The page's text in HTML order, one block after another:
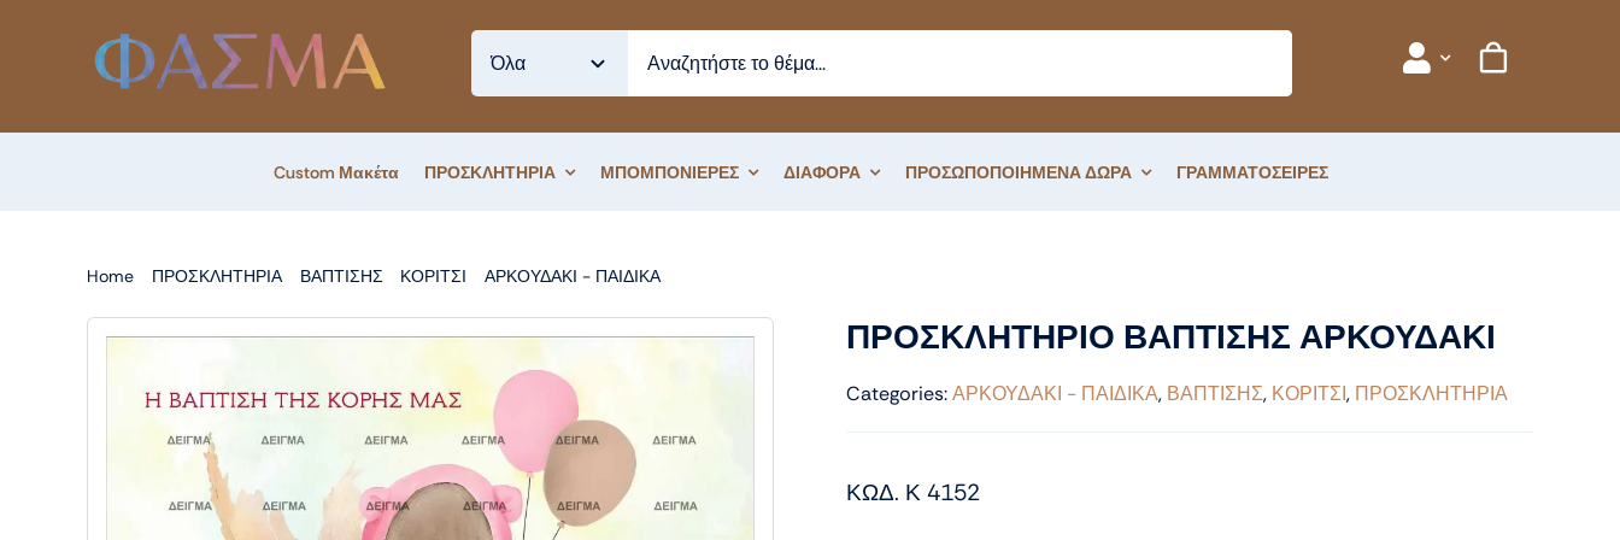
Custom Μακέτα ΠΡΟΣΚΛΗΤΗΡΙΑ ΜΠΟΜΠΟΝΙΕΡΕΣ ΔΙΑΦΟΡΑ ΠΡΟΣΩΠΟΠΟΙΗΜΕΝΑ ΔΩΡΑ ΓΡΑΜΜΑΤΟΣΕΙΡΕΣ
Home ΠΡΟΣΚΛΗΤΗΡΙΑ ΒΑΠΤΙΣΗΣ ΚΟΡΙΤΣΙ ΑΡΚΟΥΔΑΚΙ - ΠΑΙΔΙΚΑ
ΠΡΟΣΚΛΗΤΗΡΙΟ ΒΑΠΤΙΣΗΣ ΑΡΚΟΥΔΑΚΙ
Categories:ΑΡΚΟΥΔΑΚΙ - ΠΑΙΔΙΚΑ, ΒΑΠΤΙΣΗΣ, ΚΟΡΙΤΣΙ, ΠΡΟΣΚΛΗΤΗΡΙΑ
ΚΩΔ. Κ 4152